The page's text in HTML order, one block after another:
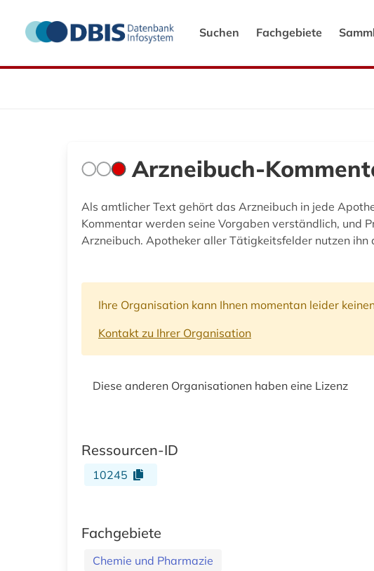
Suchen Fachgebiete
Arzneibuch-
Als amtlicher Text gehört das Arzneibuch in jede
Kommentar werden seine Vorgaben verständlich, und
Arzneibuch. Apotheker aller Tätigkeitsfelder nutzen
Ihre Organisation kann Ihnen momentan leider
Kontakt zu Ihrer Organisation
Diese anderen Organisationen haben eine Lizenz
Ressourcen-ID
10245
Fachgebiete
Chemie und Pharmazie